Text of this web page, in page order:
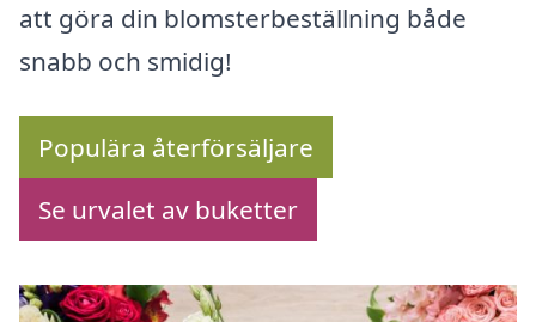
att göra din blomsterbeställning både
snabb och smidig!
Populära återförsäljare
Se urvalet av buketter